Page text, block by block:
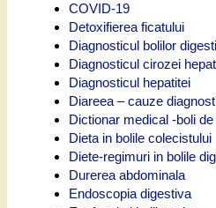
COVID-19
Detoxifierea ficatului
Diagnosticul bolilor
Diagnosticul cirozei
Diagnosticul hepatitei
Diareea – cauze
Dictionar medical -boli
Dieta in bolile colecistului
Diete-regimuri in bolile
Durerea abdominala
Endoscopia digestiva